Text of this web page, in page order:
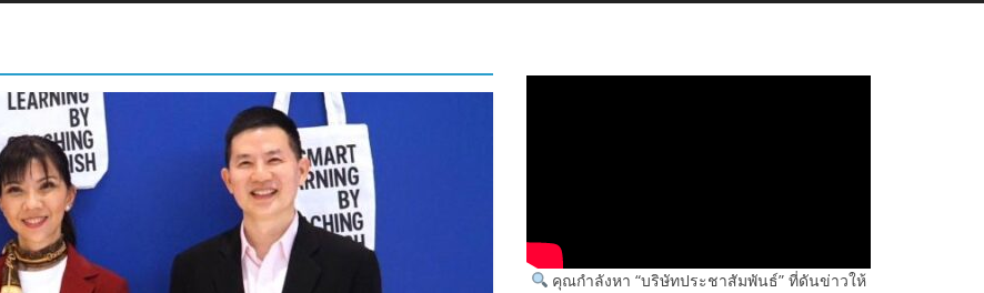
คุณกำลังหา “บริษัทประชาสัมพันธ์” ที่ดันข่าวให้